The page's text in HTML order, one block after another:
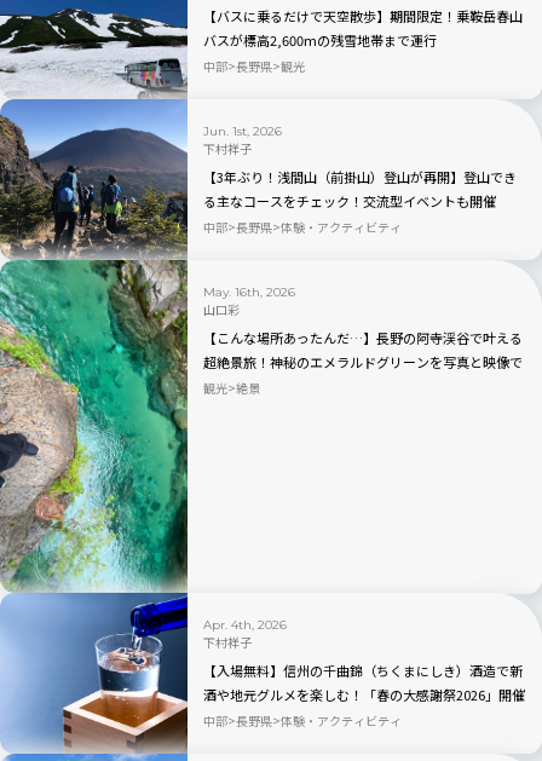
【バスに乗るだけで天空散歩】期間限定！乗鞍岳春山
バスが標高2,600mの残雪地帯まで運行
中部 長野県 観光
Jun. 1st, 2026
下村祥子
【3年ぶり！浅間山（前掛山）登山が再開】登山でき
る主なコースをチェック！交流型イベントも開催
中部 長野県 体験・アクティビティ
May. 16th, 2026
山口彩
【こんな場所あったんだ…】長野の阿寺渓谷で叶える
超絶景旅！神秘のエメラルドグリーンを写真と映像で
綴る
観光 絶景
Apr. 4th, 2026
下村祥子
【入場無料】信州の千曲錦（ちくまにしき）酒造で新
酒や地元グルメを楽しむ！「春の大感謝祭2026」開催
｜長野県
中部 長野県 体験・アクティビティ